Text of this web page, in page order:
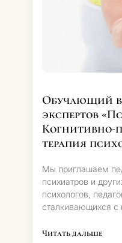
Обучающий
экспертов
Когнитивно-
терапия
Мы приглашаем
психиатров и
психологов,
сталкивающихся с
Читать дальше